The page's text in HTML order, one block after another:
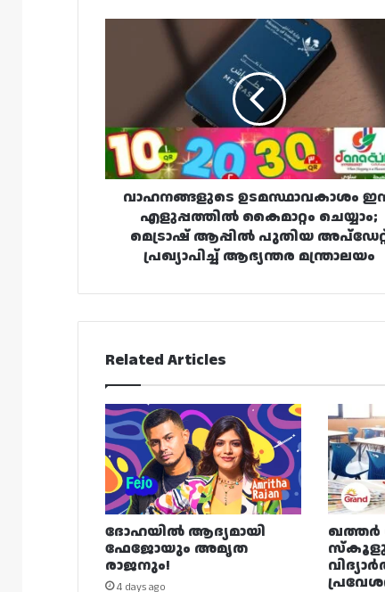
ഉടമസ്ഥാവകാശം
എളുപ്പത്തിൽ
കൈമാറ്റം
ചെയ്യാം;
മെട്രാഷ്
ആപ്പിൽ
പുതിയ
അപ്‌ഡേറ്റ്
പ്രഖ്യാപിച്ച്
ആഭ്യന്തര
മന്ത്രാലയം
വാഹനങ്ങളുടെ ഉടമസ്ഥാവകാശം
എളുപ്പത്തിൽ കൈമാറ്റം ചെയ്യാം;
മെട്രാഷ് ആപ്പിൽ പുതിയ
പ്രഖ്യാപിച്ച് ആഭ്യന്തര മന്ത്രാലയം
Related Articles
ദോഹയിൽ ആദ്യമായി
ഫേജോയും അമൃത
രാജനും!
4 days ago
ഖത്തർ